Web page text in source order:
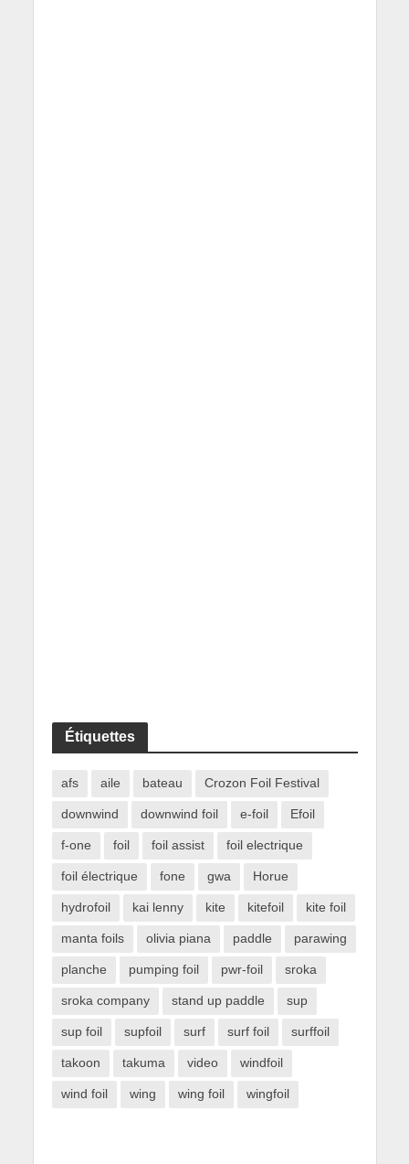
Étiquettes
afs aile bateau Crozon Foil Festival
downwind downwind foil e-foil Efoil
f-one foil foil assist foil electrique
foil électrique fone gwa Horue
hydrofoil kai lenny kite kitefoil kite foil
manta foils olivia piana paddle parawing
planche pumping foil pwr-foil sroka
sroka company stand up paddle sup
sup foil supfoil surf surf foil surffoil
takoon takuma video windfoil
wind foil wing wing foil wingfoil